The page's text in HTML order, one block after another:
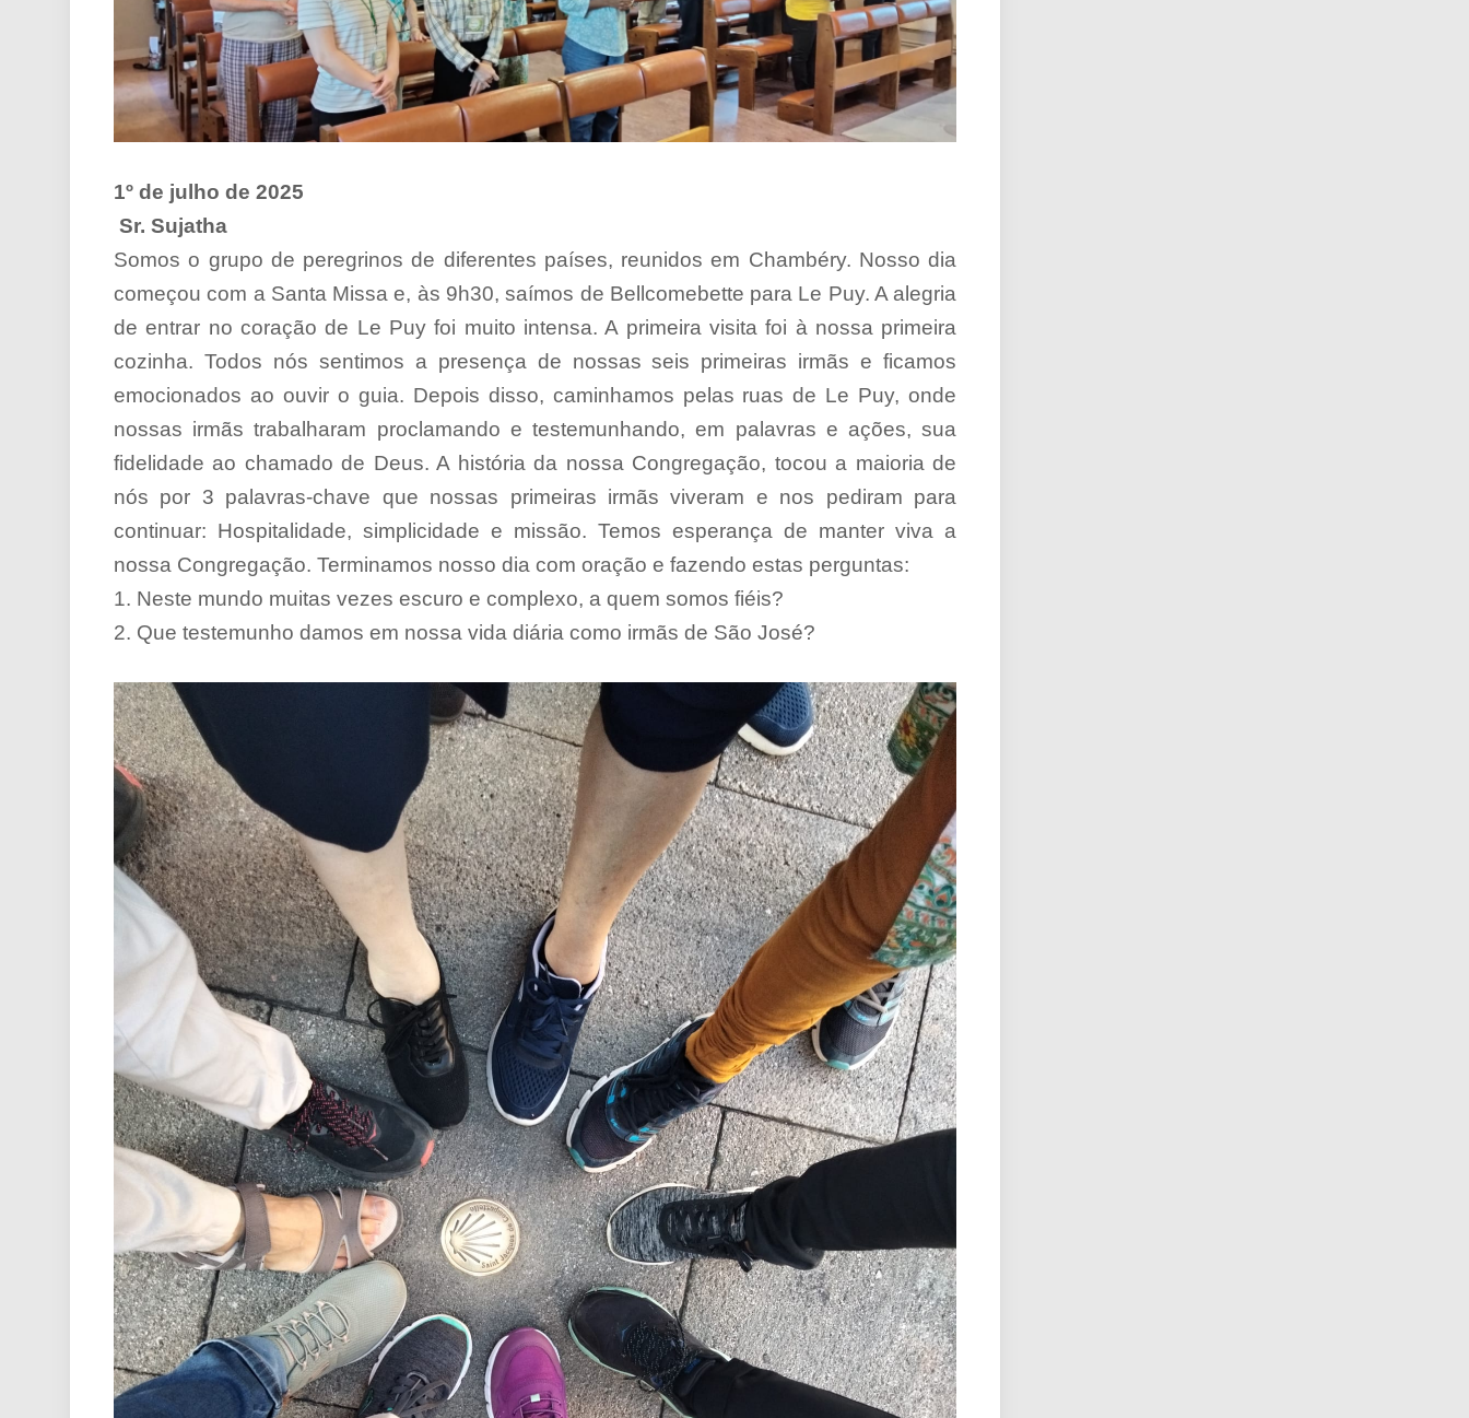
1º de julho de 2025
Sr. Sujatha
Somos o grupo de peregrinos de diferentes países, reunidos em Chambéry. Nosso dia
começou com a Santa Missa e, às 9h30, saímos de Bellcomebette para Le Puy. A alegria
de entrar no coração de Le Puy foi muito intensa. A primeira visita foi à nossa primeira
cozinha. Todos nós sentimos a presença de nossas seis primeiras irmãs e ficamos
emocionados ao ouvir o guia. Depois disso, caminhamos pelas ruas de Le Puy, onde
nossas irmãs trabalharam proclamando e testemunhando, em palavras e ações, sua
fidelidade ao chamado de Deus. A história da nossa Congregação, tocou a maioria de
nós por 3 palavras-chave que nossas primeiras irmãs viveram e nos pediram para
continuar: Hospitalidade, simplicidade e missão. Temos esperança de manter viva a
nossa Congregação. Terminamos nosso dia com oração e fazendo estas perguntas:
1. Neste mundo muitas vezes escuro e complexo, a quem somos fiéis?
2. Que testemunho damos em nossa vida diária como irmãs de São José?